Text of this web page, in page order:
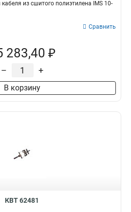
из сшитого полиэтилена IMS 10-
Сравнить
283,40 ₽
– +
В корзину
КВТ 62481